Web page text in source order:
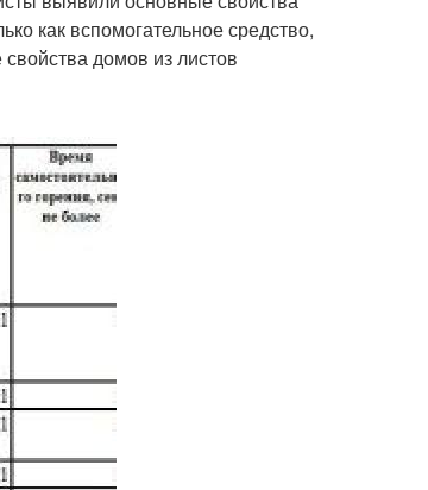
как вспомогательное средство,
домов из листов